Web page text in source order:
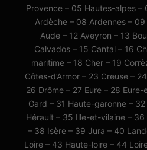
Provence – 05 Hautes-alpes –
Ardèche – 08 Ardennes – 09
Aude – 12 Aveyron – 13
Calvados – 15 Cantal – 16
maritime – 18 Cher – 19
Côtes-d’Armor – 23 Creuse –
26 Drôme – 27 Eure – 28
Gard – 31 Haute-garonne –
Hérault – 35 Ille-et-vilaine –
– 38 Isère – 39 Jura – 40
Loire – 43 Haute-loire – 44